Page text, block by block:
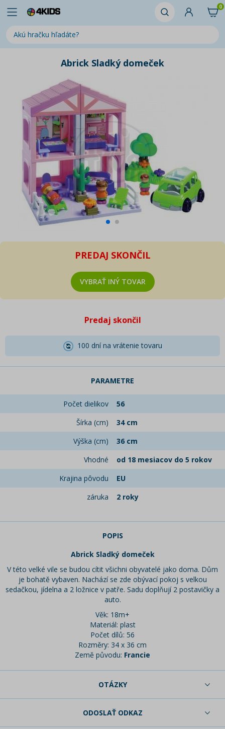
0
Abrick Sladký domeček
PREDAJ SKONČIL
VYBRAŤ INÝ TOVAR
Predaj skončil
100 dní na vrátenie tovaru
PARAMETRE
Počet dielikov
56
Šírka (cm)
34 cm
Výška (cm)
36 cm
Vhodné
od 18 mesiacov do 5 rokov
Krajina pôvodu
EU
záruka
2 roky
POPIS
Abrick Sladký domeček
V této velké vile se budou cítit všichni obyvatelé jako doma. Dům
je bohatě vybaven. Nachází se zde obývací pokoj s velkou
sedačkou, jídelna a 2 ložnice v patře. Sadu doplňují 2 postavičky a
auto.
Věk: 18m+
Materiál: plast
Počet dílů: 56
Rozměry: 34 x 36 cm
Země původu: Francie
OTÁZKY
ODOSLAŤ ODKAZ